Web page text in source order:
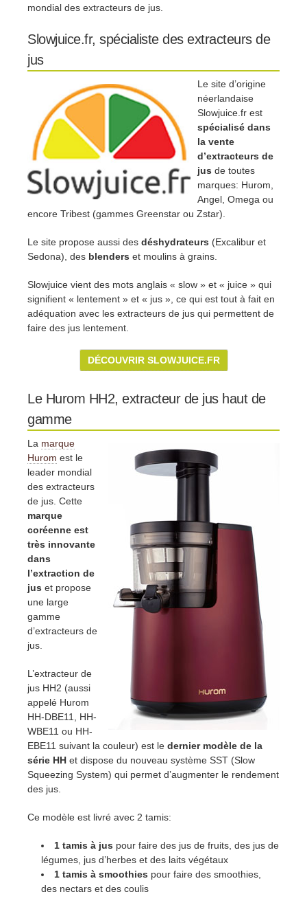
mondial des extracteurs de jus.
Slowjuice.fr, spécialiste des extracteurs de
jus
Le site d’origine
néerlandaise
Slowjuice.fr est
spécialisé dans
la vente
d’extracteurs de
jus de toutes
marques: Hurom,
Angel, Omega ou
encore Tribest (gammes Greenstar ou Zstar).
Le site propose aussi des déshydrateurs (Excalibur et
Sedona), des blenders et moulins à grains.
Slowjuice vient des mots anglais « slow » et « juice » qui
signifient « lentement » et « jus », ce qui est tout à fait en
adéquation avec les extracteurs de jus qui permettent de
faire des jus lentement.
DÉCOUVRIR SLOWJUICE.FR
Le Hurom HH2, extracteur de jus haut de
gamme
La marque
Hurom est le
leader mondial
des extracteurs
de jus. Cette
marque
coréenne est
très innovante
dans
l’extraction de
jus et propose
une large
gamme
d’extracteurs de
jus.
L’extracteur de
jus HH2 (aussi
appelé Hurom
HH-DBE11, HH-
WBE11 ou HH-
EBE11 suivant la couleur) est le dernier modèle de la
série HH et dispose du nouveau système SST (Slow
Squeezing System) qui permet d’augmenter le rendement
des jus.
Ce modèle est livré avec 2 tamis:
1 tamis à jus pour faire des jus de fruits, des jus de
légumes, jus d’herbes et des laits végétaux
1 tamis à smoothies pour faire des smoothies,
des nectars et des coulis